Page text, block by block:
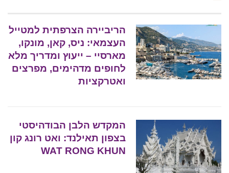
הריביירה הצרפתית למטייל
העצמאי: ניס, קאן, מונקו,
מארסיי – ייעוץ ומדריך מלא
לחופים מדהימים, מפרצים
ואטרקציות
המקדש הלבן הבודהיסטי
בצפון תאילנד: ואט רונג קון
WAT RONG KHUN